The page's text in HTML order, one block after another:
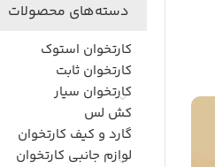
دسته‌های محصولات
کارتخوان استوک
کارتخوان ثابت
کارتخوان سیار
کش لس
گارد و کیف کارتخوان
لوازم جانبی کارتخوان